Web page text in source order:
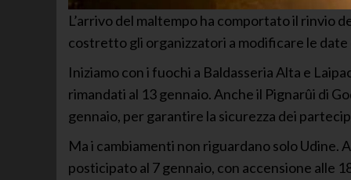
L’arrivo del maltempo ha comportato il rinvio
costretto gli organizzatori a modificare le
Iniziamo con i fuochi a Baldasseria Alta e
rimandati al 13 gennaio. Anche il Pignarûi di
gennaio, per garantire la sicurezza dei
Ma i cambiamenti non riguardano solo Udine.
posticipato al 7 gennaio, con accensione alle